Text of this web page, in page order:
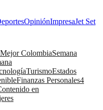
OpiniónImpresaJet Set
Mejor ColombiaSemana
TurismoEstados
Finanzas Personales4
en